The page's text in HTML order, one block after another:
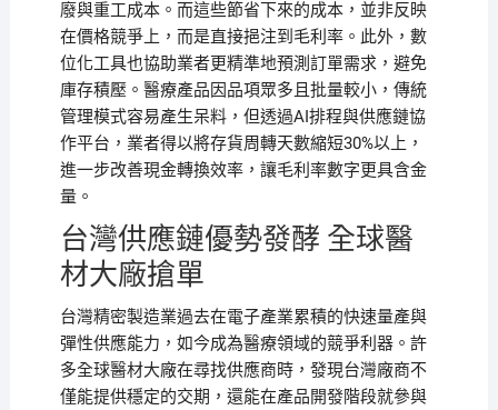
廢與重工成本。而這些節省下來的成本，並非反映
在價格競爭上，而是直接挹注到毛利率。此外，數
位化工具也協助業者更精準地預測訂單需求，避免
庫存積壓。醫療產品因品項眾多且批量較小，傳統
管理模式容易產生呆料，但透過AI排程與供應鏈協
作平台，業者得以將存貨周轉天數縮短30%以上，
進一步改善現金轉換效率，讓毛利率數字更具含金
量。
台灣供應鏈優勢發酵 全球醫
材大廠搶單
台灣精密製造業過去在電子產業累積的快速量產與
彈性供應能力，如今成為醫療領域的競爭利器。許
多全球醫材大廠在尋找供應商時，發現台灣廠商不
僅能提供穩定的交期，還能在產品開發階段就參與